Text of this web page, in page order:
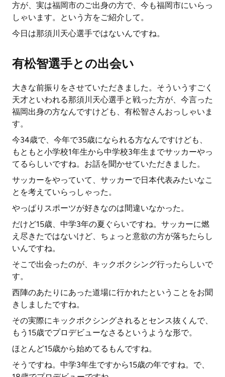
方が、実は福岡市のご出身の方で、今も福岡市にいらっ
しゃいます。という方をご紹介して。
今日は那須川天心選手ではないんですね。
有松智選手との出会い
大きな前振りをさせていただきました。そういうすごく
天才といわれる那須川天心選手と戦った方が、今言った
福岡出身の方なんですけども、有松智さんおっしゃいま
す。
今34歳で、今年で35歳になられる方なんですけども、
もともと小学校1年生から中学校3年生までサッカーやっ
てるらしいですね。お話を聞かせていただきました。
サッカーをやっていて、サッカーで日本代表みたいなこ
とを考えていらっしゃった。
やっぱりスポーツが好きなのは間違いなかった。
だけど15歳、中学3年の夏ぐらいですね。サッカーに燃
え尽きたではないけど、ちょっと意欲の方が落ちたらし
いんですね。
そこで出会ったのが、キックボクシング行ったらしいで
す。
西陣のあたりにあった道場に行かれたということをお聞
きしましたですね。
その実際にキックボクシングされるとセンス抜くんで、
もう15歳でプロデビューなさるというような形で。
ほとんど15歳から始めてるもんですね。
そうですね。中学3年生ですから15歳の年ですね。で、